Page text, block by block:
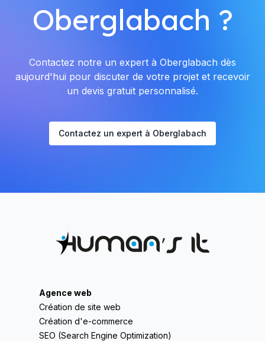
Oberglabach ?
Contactez notre un expert à Oberglabach dès
aujourd'hui pour discuter de votre projet et recevoir
un devis gratuit personnalisé.
Contactez un expert à Oberglabach
Agence web
Création de site web
Création d'e-commerce
SEO (Search Engine Optimization)